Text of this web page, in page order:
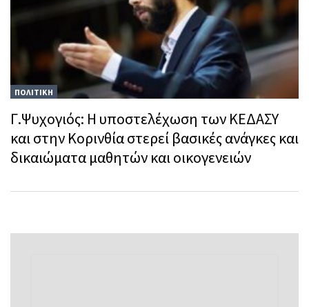
ΠΟΛΙΤΙΚΗ
Γ.Ψυχογιός: Η υποστελέχωση των ΚΕΔΑΣΥ
και στην Κορινθία στερεί βασικές ανάγκες και
δικαιώματα μαθητών και οικογενειών